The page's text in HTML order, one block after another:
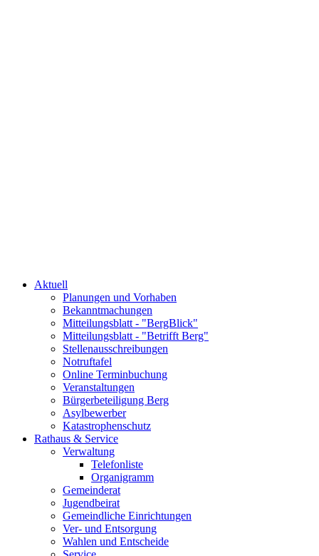
Aktuell
Planungen und Vorhaben
Bekanntmachungen
Mitteilungsblatt - "BergBlick"
Mitteilungsblatt - "Betrifft Berg"
Stellenausschreibungen
Notruftafel
Online Terminbuchung
Veranstaltungen
Bürgerbeteiligung Berg
Asylbewerber
Katastrophenschutz
Rathaus & Service
Verwaltung
Telefonliste
Organigramm
Gemeinderat
Jugendbeirat
Gemeindliche Einrichtungen
Ver- und Entsorgung
Wahlen und Entscheide